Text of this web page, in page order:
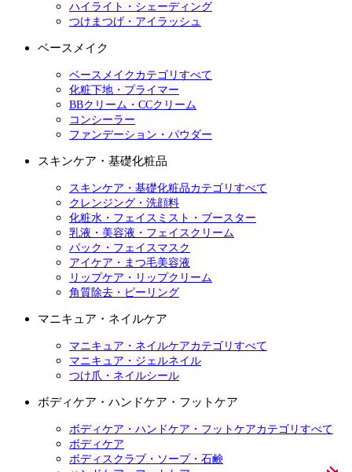
ハイライト・シェーディング
つけまつげ・アイラッシュ
ベースメイク
ベースメイクカテゴリすべて
化粧下地・プライマー
BBクリーム・CCクリーム
コンシーラー
ファンデーション・パウダー
スキンケア・基礎化粧品
スキンケア・基礎化粧品カテゴリすべて
クレンジング・洗顔料
化粧水・フェイスミスト・ブースター
乳液・美容液・フェイスクリーム
パック・フェイスマスク
アイケア・まつ毛美容液
リップケア・リップクリーム
角質除去・ピーリング
マニキュア・ネイルケア
マニキュア・ネイルケアカテゴリすべて
マニキュア・ジェルネイル
つけ爪・ネイルシール
ボディケア・ハンドケア・フットケア
ボディケア・ハンドケア・フットケアカテゴリすべて
ボディケア
ボディスクラブ・ソープ・石鹸